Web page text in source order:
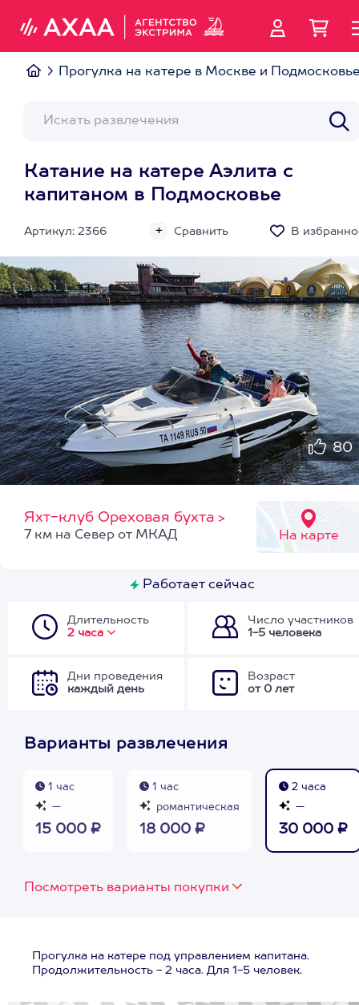
Прогулка на катере в Москве и
Катание на катере Аэлита с
капитаном в Подмосковье
Артикул: 2366 Сравнить В
80
Яхт-клуб Ореховая бухта >
На карте
7 км на Север от МКАД
Работает сейчас
Длительность
2 часа
Число участников
1-5 человека
Дни проведения
каждый день
Возраст
от 0 лет
Варианты развлечения
1 час
—
15 000 ₽
1 час
романтическая
18 000 ₽
2 часа
—
30 000 ₽
Посмотреть варианты покупки
Прогулка на катере под управлением капитана.
Продолжительность - 2 часа. Для 1-5 человек.